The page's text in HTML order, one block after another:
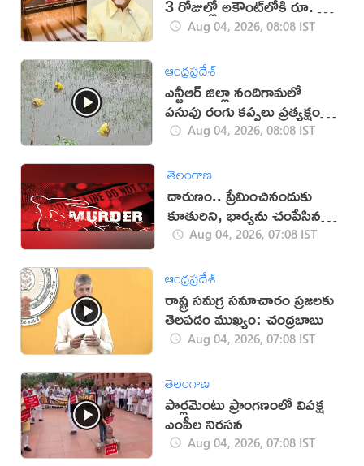
3 రోజుల్లో అకౌంట్‌లోకి రూ. 25
వేలుAug 04, 2026, 08:08 IST
ఆంధ్రప్రదేశ్
ఎన్టీఆర్ జిల్లా నందిగామలో
పసుపు రంగు కప్పలు ప్రత్యక్షం
(వీడియో)
Aug 04, 2026, 08:08 IST
తెలంగాణ
దారుణం.. ప్రేమించినందుకు
కూతురిని, భార్యను చంపేసిన
వ్యక్తి Aug 04, 2026, 07:08 IST
ఆంధ్రప్రదేశ్
రాష్ట్ర సమగ్ర సమాచారం ప్రజలకు
తెలపడం ముఖ్యం: చంద్రబాబు
Aug 04, 2026, 07:08 IST
తెలంగాణ
పార్లమెంటు ప్రాంగణంలో విపక్ష
ఎంపీల నిరసన
Aug 04, 2026, 07:08 IST